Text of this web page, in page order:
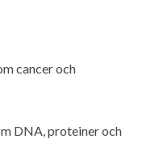
cancer och
DNA, proteiner och